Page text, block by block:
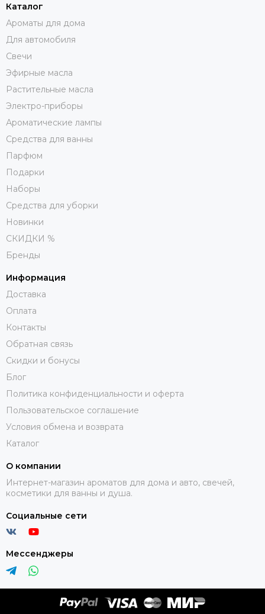
Каталог
Ароматы для дома
Для автомобиля
Свечи
Эфирные масла
Растительные масла
Электро-приборы
Ароматические лампы
Средства для ванны
Парфюм
Подарки
Наборы
Средства для уборки
Новинки
СКИДКИ %
Бренды
Информация
Доставка
Оплата
Контакты
Обратная связь
Скидки и бонусы
Блог
Политика конфиденциальности и оферта
Пользовательское соглашение
Условия обмена и возврата
Каталог
О компании
Интернет-магазин ароматов для дома и авто, свечей,
косметики для ванны и душа.
Социальные сети
Мессенджеры